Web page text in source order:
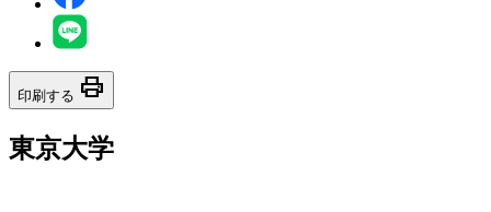
印刷する print
東京大学